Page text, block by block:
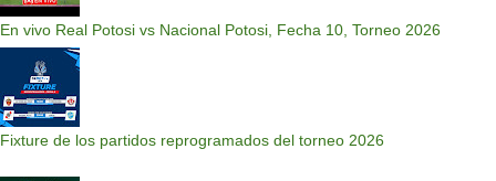
En vivo Real Potosi vs Nacional Potosi, Fecha 10, Torneo 2026
Fixture de los partidos reprogramados del torneo 2026